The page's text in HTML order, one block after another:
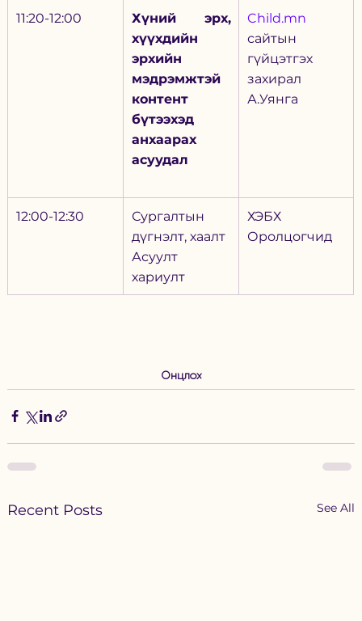
11:20-12:00
Хүний эрх,
хүүхдийн
эрхийн
мэдрэмжтэй
контент
бүтээхэд
анхаарах
асуудал
Child.mn
сайтын
гүйцэтгэх
захирал
А.Уянга
12:00-12:30
Сургалтын
дүгнэлт, хаалт
Асуулт
хариулт
ХЭБХ
Оролцогчид
Онцлох
Recent Posts See All